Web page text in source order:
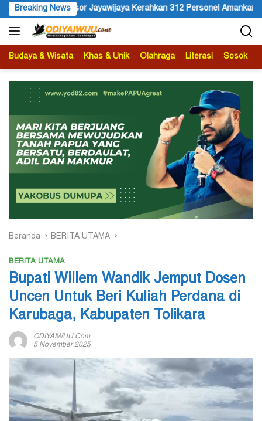
Langsung
ke
konten
Breaking News
Personel Amankan Karnaval Budaya Wamena HUT ke
Budaya & Wisata Khas & Unik Olahraga Literasi Sosok
Beranda BERITA UTAMA
BERITA UTAMA
Bupati Willem Wandik Jemput Dosen
Uncen Untuk Beri Kuliah Perdana di
Karubaga, Kabupaten Tolikara
ODIYAIWUU.com
5 November 2025